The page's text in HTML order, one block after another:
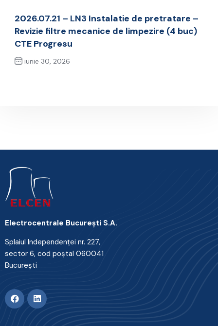
2026.07.21 – LN3 Instalatie de pretratare –
Revizie filtre mecanice de limpezire (4 buc)
CTE Progresu
iunie 30, 2026
Electrocentrale Bucureşti S.A.
Splaiul Independenţei nr. 227,
sector 6, cod poştal 060041
Bucureşti